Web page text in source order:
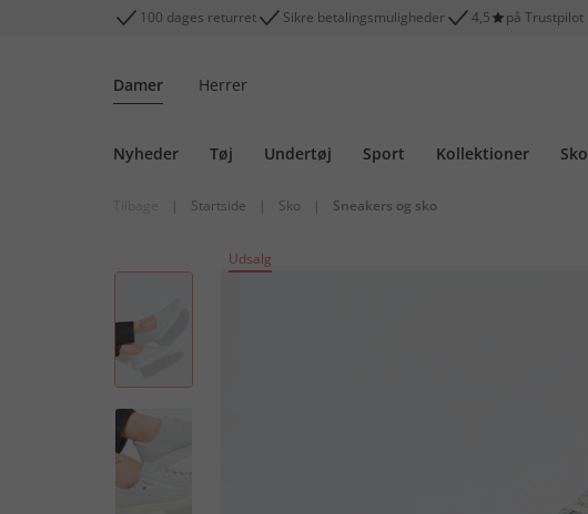
100 dages returret Sikre betalingsmuligheder 4,5 på Trustpilot
Damer Herrer
Nyheder Tøj Undertøj Sport Kollektioner Sko
| Startside | Sko | Sneakers og sko
Udsalg